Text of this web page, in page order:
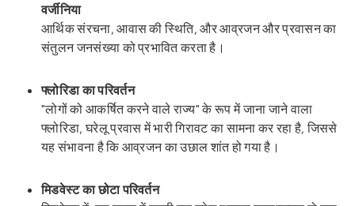
वर्जीनिया
आर्थिक संरचना, आवास की स्थिति, और आव्रजन और प्रवासन का
संतुलन जनसंख्या को प्रभावित करता है।
फ्लोरिडा का परिवर्तन
"लोगों को आकर्षित करने वाले राज्य" के रूप में जाना जाने वाला
फ्लोरिडा, घरेलू प्रवास में भारी गिरावट का सामना कर रहा है, जिससे
यह संभावना है कि आव्रजन का उछाल शांत हो गया है।
मिडवेस्ट का छोटा परिवर्तन